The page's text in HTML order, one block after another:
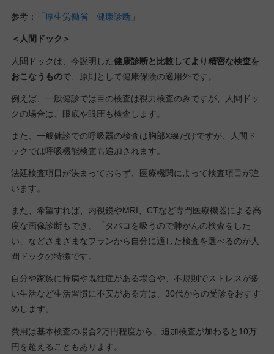
参考：「 厚生労働省 健康診断」
＜人間ドック＞
人間ドックは、今説明した健康診断と比較してより精密な検査を
おこなうもので、原則として健康保険の適用外です。
例えば、一般健診では目の検査は視力検査のみですが、人間ドッ
クの場合は、眼底や眼圧も検査します。
また、一般健診での呼吸器の検査は胸部X線だけですが、人間ド
ックでは呼吸機能検査も追加されます。
法廷検査項目が決まっておらず、医療機関によって検査項目が違
います。
また、希望すれば、内視鏡やMRI、CTなど専門医療機器による高
度な画像診断もでき、「タバコを吸うので肺がんの検査をした
い」などさまざまなプランから自分に適した検査を選べるのが人
間ドックの特徴です。
自分や家族に持病や既往症がある場合や、不規則でストレスが多
い生活など生活習慣に不安がある方は、30代からの受診をおすす
めします。
費用は基本検査の場合2万円程度から、追加検査が加わると10万
円を超えることもあります。